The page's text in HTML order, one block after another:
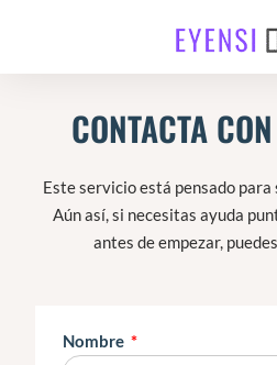
CONTACTA
Este servicio está pensado
Aún así, si necesitas ayuda
antes de empezar,
Nombre